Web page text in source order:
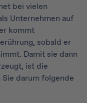
bei vielen
Unternehmen auf
kommt
sobald er
Damit sie dann
ist die
darum folgende